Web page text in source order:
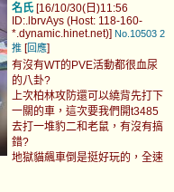
名氏 [16/10/30(日)11:56
ID:.lbrvAys (Host: 118-160-
*.dynamic.hinet.net)] No.10503 2
推 [回應]
有沒有WT的PVE活動都很血尿
的八卦?
上次柏林攻防還可以繞背先打下
一關的車，這次要我們開t3485
去打一堆豹二和老鼠，有沒有搞
錯?
地獄貓飆車倒是挺好玩的，全速